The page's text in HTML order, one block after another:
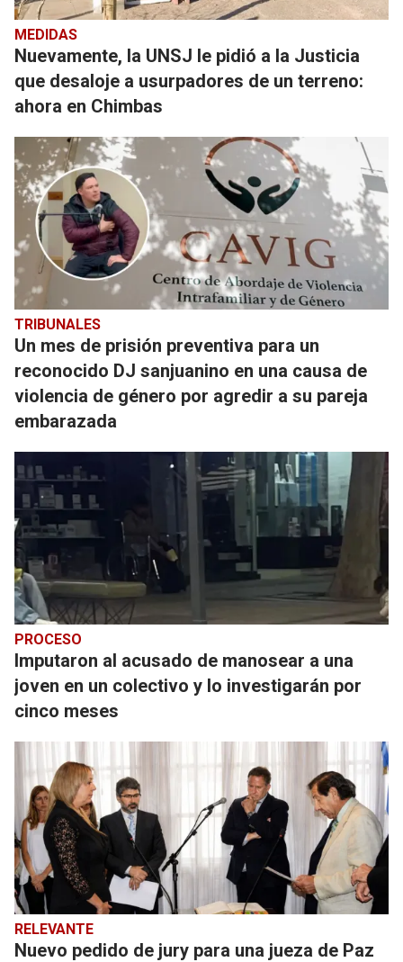
MEDIDAS
Nuevamente, la UNSJ le pidió a la Justicia
que desaloje a usurpadores de un terreno:
ahora en Chimbas
TRIBUNALES
Un mes de prisión preventiva para un
reconocido DJ sanjuanino en una causa de
violencia de género por agredir a su pareja
embarazada
PROCESO
Imputaron al acusado de manosear a una
joven en un colectivo y lo investigarán por
cinco meses
RELEVANTE
Nuevo pedido de jury para una jueza de Paz